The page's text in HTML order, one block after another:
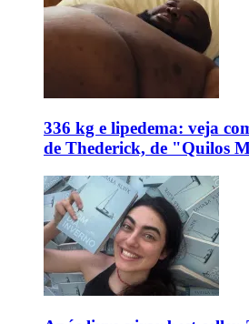
336 kg e lipedema: veja
de Thederick, de "Quilos